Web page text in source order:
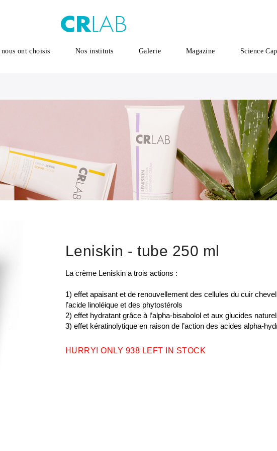
ont choisis Nos instituts Galerie Magazine Science
Leniskin - tube 250 ml
La crème Leniskin a trois actions :
1) effet apaisant et de renouvellement des cellules du cuir
l’acide linoléique et des phytostérols
2) effet hydratant grâce à l’alpha-bisabolol et aux glucides
3) effet kératinolytique en raison de l’action des acides alpha-
HURRY! ONLY 938 LEFT IN STOCK